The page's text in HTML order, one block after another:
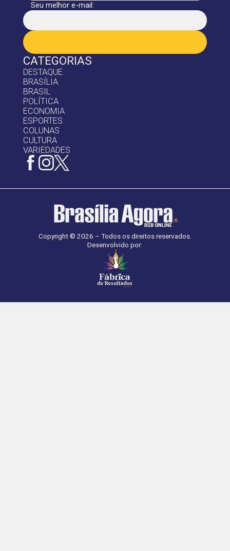
CATEGORIAS
DESTAQUE
BRASÍLIA
BRASIL
POLÍTICA
ECONOMIA
ESPORTES
COLUNAS
CULTURA
VARIEDADES
Seu melhor e-mail:
Copyright © 2026 – Todos os direitos reservados.
Desenvolvido por: